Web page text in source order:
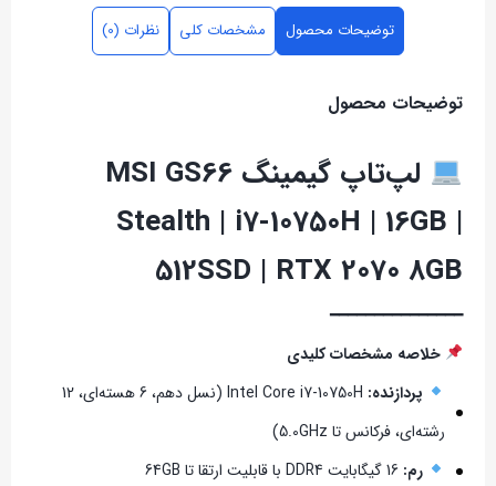
توضیحات محصول مشخصات کلی نظرات (0)
توضیحات محصول
لپ‌تاپ گیمینگ MSI GS66
Stealth | i7-10750H | 16GB |
512SSD | RTX 2070 8GB
━━━━━━━━━━━━━━━
خلاصه مشخصات کلیدی
پردازنده:
Intel Core i7-10750H (نسل دهم، 6 هسته‌ای، 12
رشته‌ای، فرکانس تا 5.0GHz)
رم: